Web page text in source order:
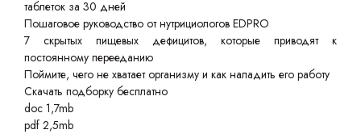
таблеток за 30 дней
Пошаговое руководство от нутрициологов EDPRO
7 скрытых пищевых дефицитов, которые приводят к
постоянному перееданию
Поймите, чего не хватает организму и как наладить его работу
Скачать подборку бесплатно
doc 1,7mb
pdf 2,5mb